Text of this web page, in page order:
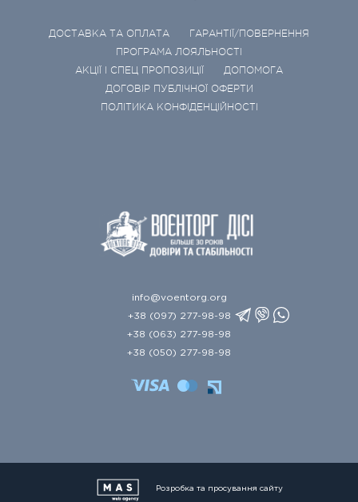
ДОСТАВКА ТА ОПЛАТА
ГАРАНТІЇ/ПОВЕРНЕННЯ
ПРОГРАМА ЛОЯЛЬНОСТІ
АКЦІЇ І СПЕЦ ПРОПОЗИЦІЇ
ДОПОМОГА
ДОГОВІР ПУБЛІЧНОЇ ОФЕРТИ
ПОЛІТИКА КОНФІДЕНЦІЙНОСТІ
info@voentorg.org
+38 (097) 277-98-98
+38 (063) 277-98-98
+38 (050) 277-98-98
Розробка та просування сайту